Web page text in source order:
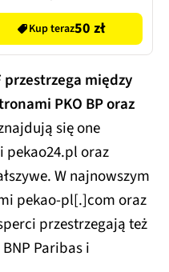
Kup teraz50 zł
przestrzega między
PKO BP oraz
się one
oraz
W najnowszym
pekao-pl[.]com oraz
przestrzegają też
Paribas i